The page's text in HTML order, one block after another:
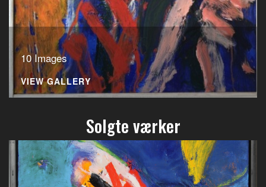
10 Images
VIEW GALLERY
Solgte værker